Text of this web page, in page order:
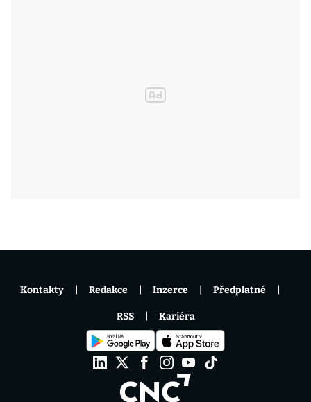
Kontakty Redakce Inzerce Předplatné
RSS Kariéra